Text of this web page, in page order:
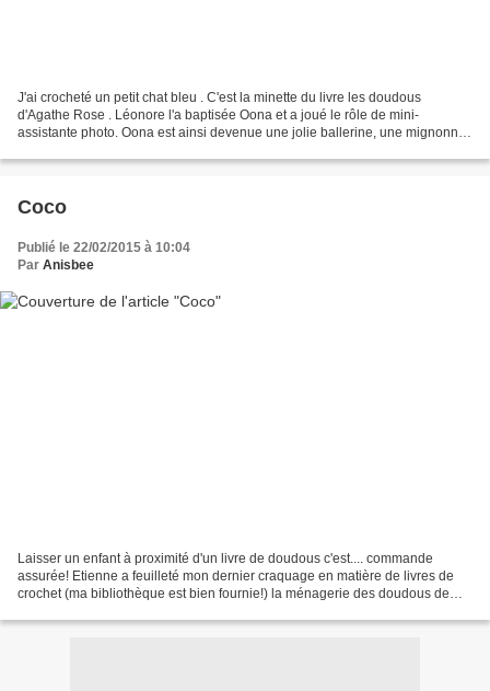
J'ai crocheté un petit chat bleu . C'est la minette du livre les doudous
d'Agathe Rose . Léonore l'a baptisée Oona et a joué le rôle de mini-
assistante photo. Oona est ainsi devenue une jolie ballerine, une mignonne
Coco
Publié le 22/02/2015 à 10:04
Par Anisbee
Laisser un enfant à proximité d'un livre de doudous c'est.... commande
assurée! Etienne a feuilleté mon dernier craquage en matière de livres de
crochet (ma bibliothèque est bien fournie!) la ménagerie des doudous de